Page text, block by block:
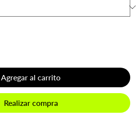
Agregar al carrito
Realizar compra